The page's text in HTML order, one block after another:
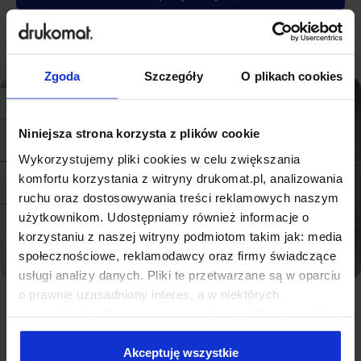
Zgoda Szczegóły O plikach cookies
Niniejsza strona korzysta z plików cookie
Wykorzystujemy pliki cookies w celu zwiększania
komfortu korzystania z witryny drukomat.pl, analizowania
ruchu oraz dostosowywania treści reklamowych naszym
użytkownikom. Udostępniamy również informacje o
korzystaniu z naszej witryny podmiotom takim jak: media
społecznościowe, reklamodawcy oraz firmy świadczące
usługi analizy danych. Pliki te przetwarzane są w oparciu
o prawnie uzasadniony interes, a w niektórych
Niektóre z plików cookies dostarczane i przetwarzane są
przez naszych zewnętrznych partnerów, z których listą
Akceptuję wszystkie
DLACZEGO WARTO?
Rozwijaj swój biznes z